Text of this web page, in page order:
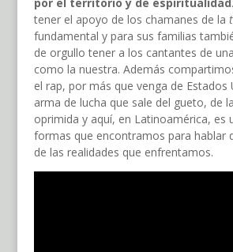
por el territorio y de espiritualidad
tener el apoyo de los chamanes de la
fundamental y para sus familias
de orgullo tener a los cantantes de
como la nuestra. Además
el rap, por más que venga de Estados
arma de lucha que sale del gueto, de
oprimida y aquí, en Latinoamérica, es
formas que encontramos para hablar
de las realidades que enfrentamos.